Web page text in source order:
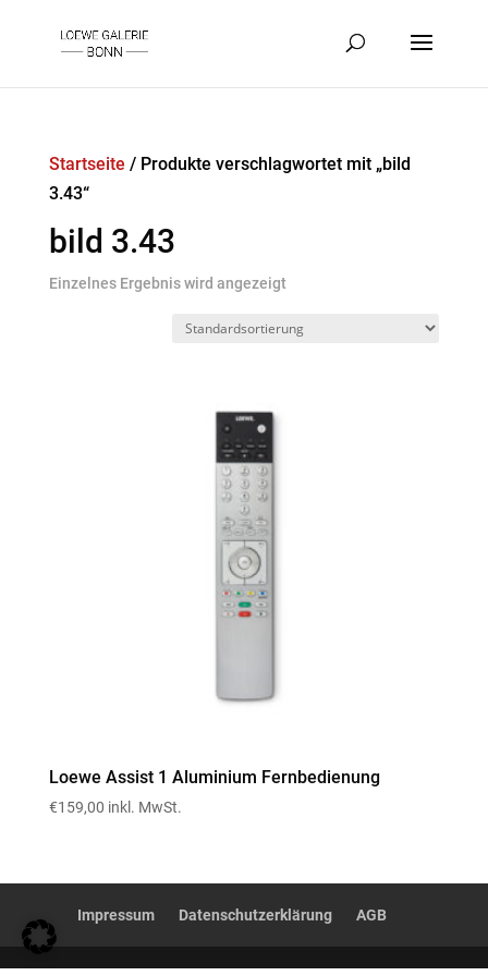
Startseite / Produkte verschlagwortet mit „bild
3.43“
bild 3.43
Einzelnes Ergebnis wird angezeigt
Loewe Assist 1 Aluminium Fernbedienung
€159,00 inkl. MwSt.
Impressum Datenschutzerklärung AGB